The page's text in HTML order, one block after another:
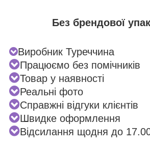
Без брендової
Виробник Туреччина
Працюємо без помічників
Товар у наявності
Реальні фото
Справжні відгуки клієнтів
Швидке оформлення
Відсилання щодня до